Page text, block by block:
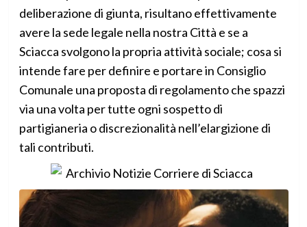
deliberazione di giunta, risultano effettivamente
avere la sede legale nella nostra Città e se a
Sciacca svolgono la propria attività sociale; cosa si
intende fare per definire e portare in Consiglio
Comunale una proposta di regolamento che spazzi
via una volta per tutte ogni sospetto di
partigianeria o discrezionalità nell’elargizione di
tali contributi.